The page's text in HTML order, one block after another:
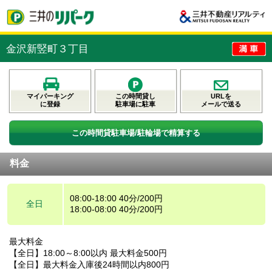
金沢新竪町３丁目
マイパーキング
に登録
この時間貸し
駐車場に駐車
URLを
メールで送る
この時間貸駐車場/駐輪場で精算する
料金
全日
08:00-18:00 40分/200円
18:00-08:00 40分/200円
最大料金
【全日】18:00～8:00以内 最大料金500円
【全日】最大料金入庫後24時間以内800円